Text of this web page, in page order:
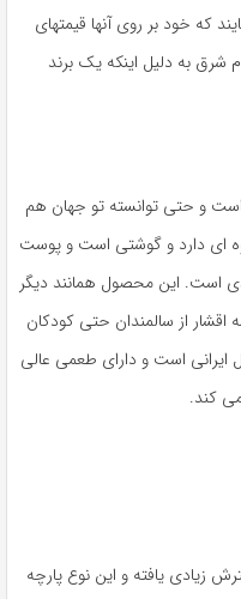
که خود بر روی آنها قیمتهای
به دلیل اینکه یک برند
است و حتی توانسته تو جهان هم
ای دارد و گوشتی است و پوست
است. این محصول همانند دیگر
اقشار از سالمندان حتی کودکان
است و دارای طعمی عالی
کند.
زیادی یافته و این نوع پارچه